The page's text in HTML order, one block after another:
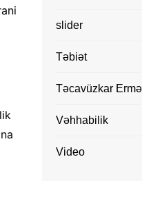
slider
Təbiət
Təcavüzkar
Vəhhabilik
Video